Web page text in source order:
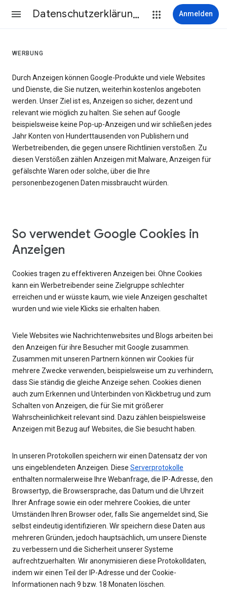
Datenschutzerklärung & Nutzungsbedingungen Anmelden
WERBUNG
Durch Anzeigen können Google-Produkte und viele Websites
und Dienste, die Sie nutzen, weiterhin kostenlos angeboten
werden. Unser Ziel ist es, Anzeigen so sicher, dezent und
relevant wie möglich zu halten. Sie sehen auf Google
beispielsweise keine Pop-up-Anzeigen und wir schließen jedes
Jahr Konten von Hunderttausenden von Publishern und
Werbetreibenden, die gegen unsere Richtlinien verstoßen. Zu
diesen Verstößen zählen Anzeigen mit Malware, Anzeigen für
gefälschte Waren oder solche, über die Ihre
personenbezogenen Daten missbraucht würden.
So verwendet Google Cookies in
Anzeigen
Cookies tragen zu effektiveren Anzeigen bei. Ohne Cookies
kann ein Werbetreibender seine Zielgruppe schlechter
erreichen und er wüsste kaum, wie viele Anzeigen geschaltet
wurden und wie viele Klicks sie erhalten haben.
Viele Websites wie Nachrichtenwebsites und Blogs arbeiten bei
den Anzeigen für ihre Besucher mit Google zusammen.
Zusammen mit unseren Partnern können wir Cookies für
mehrere Zwecke verwenden, beispielsweise um zu verhindern,
dass Sie ständig die gleiche Anzeige sehen. Cookies dienen
auch zum Erkennen und Unterbinden von Klickbetrug und zum
Schalten von Anzeigen, die für Sie mit größerer
Wahrscheinlichkeit relevant sind. Dazu zählen beispielsweise
Anzeigen mit Bezug auf Websites, die Sie besucht haben.
In unseren Protokollen speichern wir einen Datensatz der von
uns eingeblendeten Anzeigen. Diese Serverprotokolle
enthalten normalerweise Ihre Webanfrage, die IP-Adresse, den
Browsertyp, die Browsersprache, das Datum und die Uhrzeit
Ihrer Anfrage sowie ein oder mehrere Cookies, die unter
Umständen Ihren Browser oder, falls Sie angemeldet sind, Sie
selbst eindeutig identifizieren. Wir speichern diese Daten aus
mehreren Gründen, jedoch hauptsächlich, um unsere Dienste
zu verbessern und die Sicherheit unserer Systeme
aufrechtzuerhalten. Wir anonymisieren diese Protokolldaten,
indem wir einen Teil der IP-Adresse und der Cookie-
Informationen nach 9 bzw. 18 Monaten löschen.